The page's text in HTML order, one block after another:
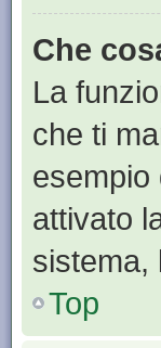
Che
La
che ti
esempio
attivato
sistema,
Top